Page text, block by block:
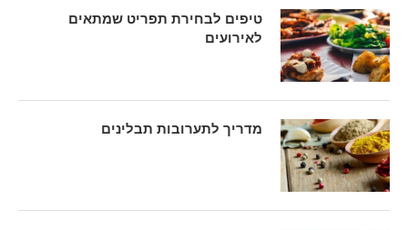
טיפים לבחירת תפריט שמתאים
לאירועים
מדריך לתערובות תבלינים